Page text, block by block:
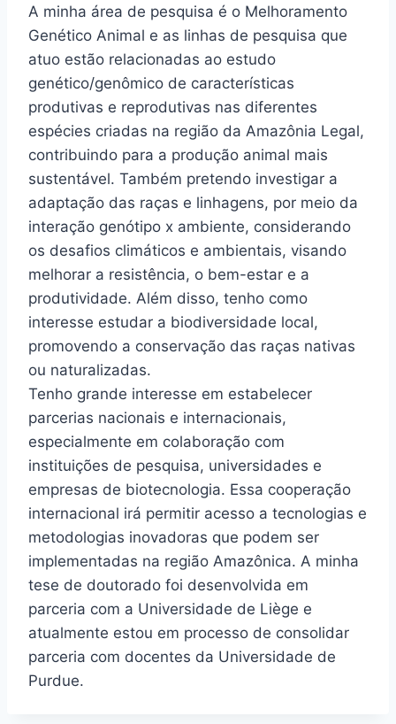
A minha área de pesquisa é o Melhoramento
Genético Animal e as linhas de pesquisa que
atuo estão relacionadas ao estudo
genético/genômico de características
produtivas e reprodutivas nas diferentes
espécies criadas na região da Amazônia Legal,
contribuindo para a produção animal mais
sustentável. Também pretendo investigar a
adaptação das raças e linhagens, por meio da
interação genótipo x ambiente, considerando
os desafios climáticos e ambientais, visando
melhorar a resistência, o bem-estar e a
produtividade. Além disso, tenho como
interesse estudar a biodiversidade local,
promovendo a conservação das raças nativas
ou naturalizadas.
Tenho grande interesse em estabelecer
parcerias nacionais e internacionais,
especialmente em colaboração com
instituições de pesquisa, universidades e
empresas de biotecnologia. Essa cooperação
internacional irá permitir acesso a tecnologias e
metodologias inovadoras que podem ser
implementadas na região Amazônica. A minha
tese de doutorado foi desenvolvida em
parceria com a Universidade de Liège e
atualmente estou em processo de consolidar
parceria com docentes da Universidade de
Purdue.